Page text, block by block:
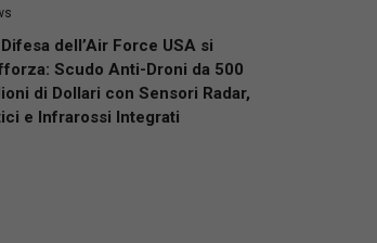
dell’Air Force USA si
Scudo Anti-Droni da 500
di Dollari con Sensori Radar,
e Infrarossi Integrati